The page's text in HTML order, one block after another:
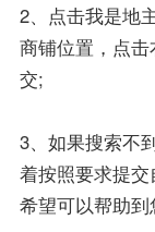
2、点击我是地
商铺位置，点
交;
3、如果搜索不
着按照要求提交
希望可以帮助到